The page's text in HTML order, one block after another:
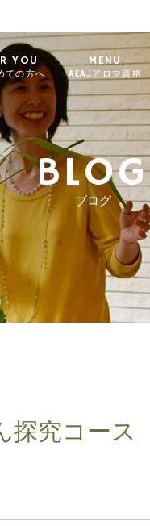
YOU
ての方へ
MENU
AEAJアロマ資格
BLOG
ブログ
探究コース